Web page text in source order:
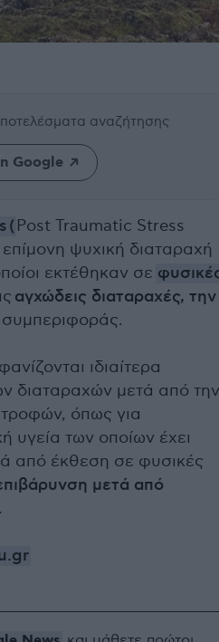
αναζήτησης
Google
( Post Traumatic Stress
ψυχική διαταραχή
εκτέθηκαν σε
αγχώδεις διαταραχές, την
συμπεριφοράς.
ιδιαίτερα
διαταραχών μετά από την
όπως για
υγεία των οποίων έχει
από έκθεση σε φυσικές
μετά από
.